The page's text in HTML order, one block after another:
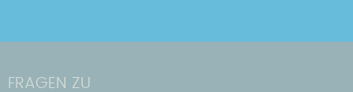
FRAGEN ZU